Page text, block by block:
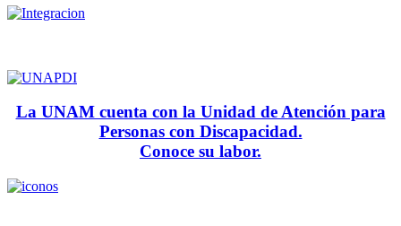
La UNAM cuenta con la Unidad de Atención para
Personas con Discapacidad.
Conoce su labor.